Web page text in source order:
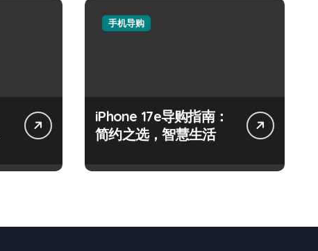
手机导购
iPhone 17e导购指南：
简约之选，智慧生活